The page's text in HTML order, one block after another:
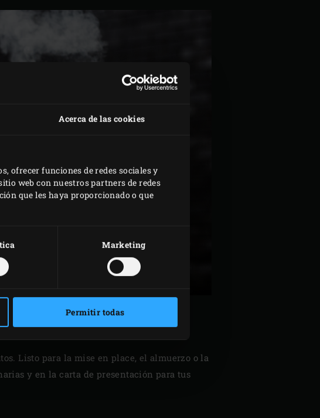
Acerca de las cookies
ofrecer funciones de redes sociales y
web con nuestros partners de redes
que les haya proporcionado o que
Marketing
Permitir todas
Listo para la mise en place, el almuerzo o la
y en la carta de presentación para tus